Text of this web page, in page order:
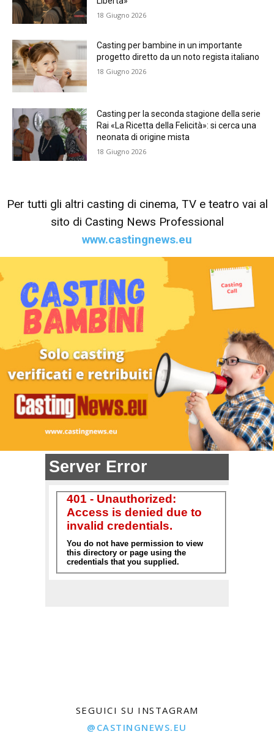
18 Giugno 2026
Casting per bambine in un importante
progetto diretto da un noto regista italiano
18 Giugno 2026
Casting per la seconda stagione della serie
Rai «La Ricetta della Felicità»: si cerca una
neonata di origine mista
18 Giugno 2026
Per tutti gli altri casting di cinema, TV e teatro vai al
sito di Casting News Professional
www.castingnews.eu
SEGUICI SU INSTAGRAM
@CASTINGNEWS.EU